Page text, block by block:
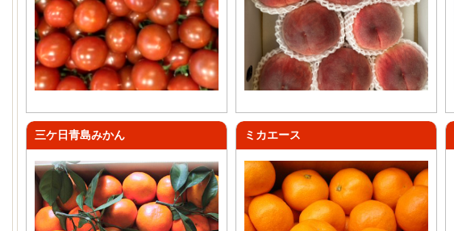
三ケ日青島みかん ミカエース